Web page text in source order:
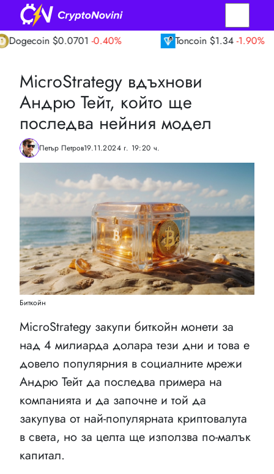
$0.0701 -0.40% Toncoin $1.34 -1.90%
MicroStrategy вдъхнови
Андрю Тейт, който ще
последва нейния модел
Петър Петров19.11.2024 г. 19:20 ч.
Биткойн
MicroStrategy закупи биткойн монети за
над 4 милиарда долара тези дни и това е
довело популярния в социалните мрежи
Андрю Тейт да последва примера на
компанията и да започне и той да
закупува от най-популярната криптовалута
в света, но за целта ще използва по-малък
капитал.